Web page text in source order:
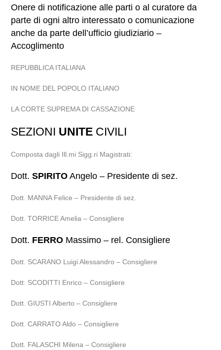
Onere di notificazione alle parti o al curatore da
parte di ogni altro interessato o comunicazione
anche da parte dell’ufficio giudiziario –
Accoglimento
REPUBBLICA ITALIANA
IN NOME DEL POPOLO ITALIANO
LA CORTE SUPREMA DI CASSAZIONE
SEZIONI UNITE CIVILI
Composta dagli Ill.mi Sigg.ri Magistrati:
Dott.SPIRITO Angelo – Presidente di sez.
Dott. MANNA Felice – Presidente di sez.
Dott. TORRICE Amelia – Consigliere
Dott. FERRO Massimo – rel. Consigliere
Dott. SCARANO Luigi Alessandro – Consigliere
Dott. SCODITTI Enrico – Consigliere
Dott. GIUSTI Alberto – Consigliere
Dott. CARRATO Aldo – Consigliere
Dott. FALASCHI Milena – Consigliere